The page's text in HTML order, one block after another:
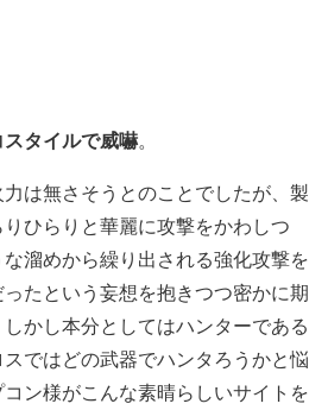
タイルで威嚇。
は無さそうとのことでしたが、製
ひらりと華麗に攻撃をかわしつ
溜めから繰り出される強化攻撃を
たという妄想を抱きつつ密かに期
かし本分としてはハンターである
ではどの武器でハンタろうかと悩
ン様がこんな素晴らしいサイトを